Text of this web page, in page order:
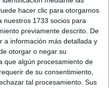
hacer clic para otorgarnos
nuestros 1733 socios para
previamente descrito. De
a información más detallada y
otorgar o negar su
que algún procesamiento de
de su consentimiento,
tal procesamiento. Sus
Paseo del Revellín hasta el
donde tendrá lugar de
el invitado central será el
horas. Un paseo que
a todas las personas
que realizará con los
política.